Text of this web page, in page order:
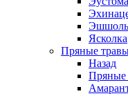
Ясколка
Пряные
Назад
Пряные